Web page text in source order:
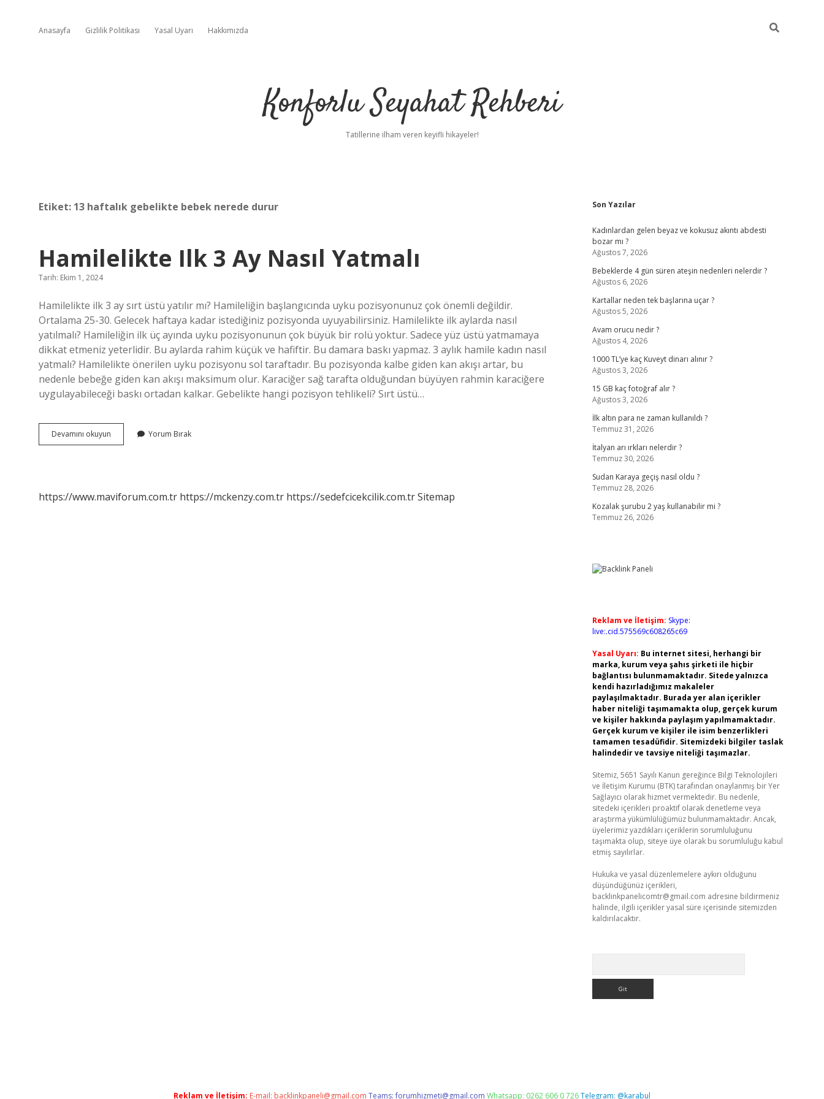
Anasayfa Gizlilik Politikası Yasal Uyarı Hakkımızda
Konforlu Seyahat Rehberi
Tatillerine ilham veren keyifli hikayeler!
Etiket: 13 haftalık gebelikte bebek nerede durur
Hamilelikte Ilk 3 Ay Nasıl Yatmalı
Tarih: Ekim 1, 2024
Hamilelikte ilk 3 ay sırt üstü yatılır mı? Hamileliğin başlangıcında uyku pozisyonunuz çok önemli değildir.
Ortalama 25-30. Gelecek haftaya kadar istediğiniz pozisyonda uyuyabilirsiniz. Hamilelikte ilk aylarda nasıl
yatılmalı? Hamileliğin ilk üç ayında uyku pozisyonunun çok büyük bir rolü yoktur. Sadece yüz üstü yatmamaya
dikkat etmeniz yeterlidir. Bu aylarda rahim küçük ve hafiftir. Bu damara baskı yapmaz. 3 aylık hamile kadın nasıl
yatmalı? Hamilelikte önerilen uyku pozisyonu sol taraftadır. Bu pozisyonda kalbe giden kan akışı artar, bu
nedenle bebeğe giden kan akışı maksimum olur. Karaciğer sağ tarafta olduğundan büyüyen rahmin karaciğere
uygulayabileceği baskı ortadan kalkar. Gebelikte hangi pozisyon tehlikeli? Sırt üstü…
Devamını okuyun Hamilelikte
Ilk
Yorum Bırak
https://www.maviforum.com.tr https://mckenzy.com.tr https://sedefcicekcilik.com.trSitemap
Sidebar
Son Yazılar
Kadınlardan gelen beyaz ve kokusuz akıntı abdesti
bozar mı ?
Ağustos 7, 2026
Bebeklerde 4 gün süren ateşin nedenleri nelerdir ?
Ağustos 6, 2026
Kartallar neden tek başlarına uçar ?
Ağustos 5, 2026
Avam orucu nedir ?
Ağustos 4, 2026
1000 TL’ye kaç Kuveyt dinarı alınır ?
Ağustos 3, 2026
15 GB kaç fotoğraf alır ?
Ağustos 3, 2026
İlk altın para ne zaman kullanıldı ?
Temmuz 31, 2026
İtalyan arı ırkları nelerdir ?
Temmuz 30, 2026
Sudan Karaya geçiş nasıl oldu ?
Temmuz 28, 2026
Kozalak şurubu 2 yaş kullanabilir mi ?
Temmuz 26, 2026
Reklam ve İletişim: Skype:
live:.cid.575569c608265c69
Yasal Uyarı: Bu internet sitesi, herhangi bir
marka, kurum veya şahıs şirketi ile hiçbir
bağlantısı bulunmamaktadır. Sitede yalnızca
kendi hazırladığımız makaleler
paylaşılmaktadır. Burada yer alan içerikler
haber niteliği taşımamakta olup, gerçek kurum
ve kişiler hakkında paylaşım yapılmamaktadır.
Gerçek kurum ve kişiler ile isim benzerlikleri
tamamen tesadüfidir. Sitemizdeki bilgiler taslak
halindedir ve tavsiye niteliği taşımazlar.
Sitemiz, 5651 Sayılı Kanun gereğince Bilgi Teknolojileri
ve İletişim Kurumu (BTK) tarafından onaylanmış bir Yer
Sağlayıcı olarak hizmet vermektedir. Bu nedenle,
sitedeki içerikleri proaktif olarak denetleme veya
araştırma yükümlülüğümüz bulunmamaktadır. Ancak,
üyelerimiz yazdıkları içeriklerin sorumluluğunu
taşımakta olup, siteye üye olarak bu sorumluluğu kabul
etmiş sayılırlar.
Hukuka ve yasal düzenlemelere aykırı olduğunu
düşündüğünüz içerikleri,
backlinkpanelicomtr@gmail.com adresine bildirmeniz
halinde, ilgili içerikler yasal süre içerisinde sitemizden
kaldırılacaktır.
Reklam ve İletişim: E-mail: backlinkpaneli@gmail.com Teams:forumhizmeti@gmail.com Whatsapp: 0262 606 0 726Telegram: @karabul